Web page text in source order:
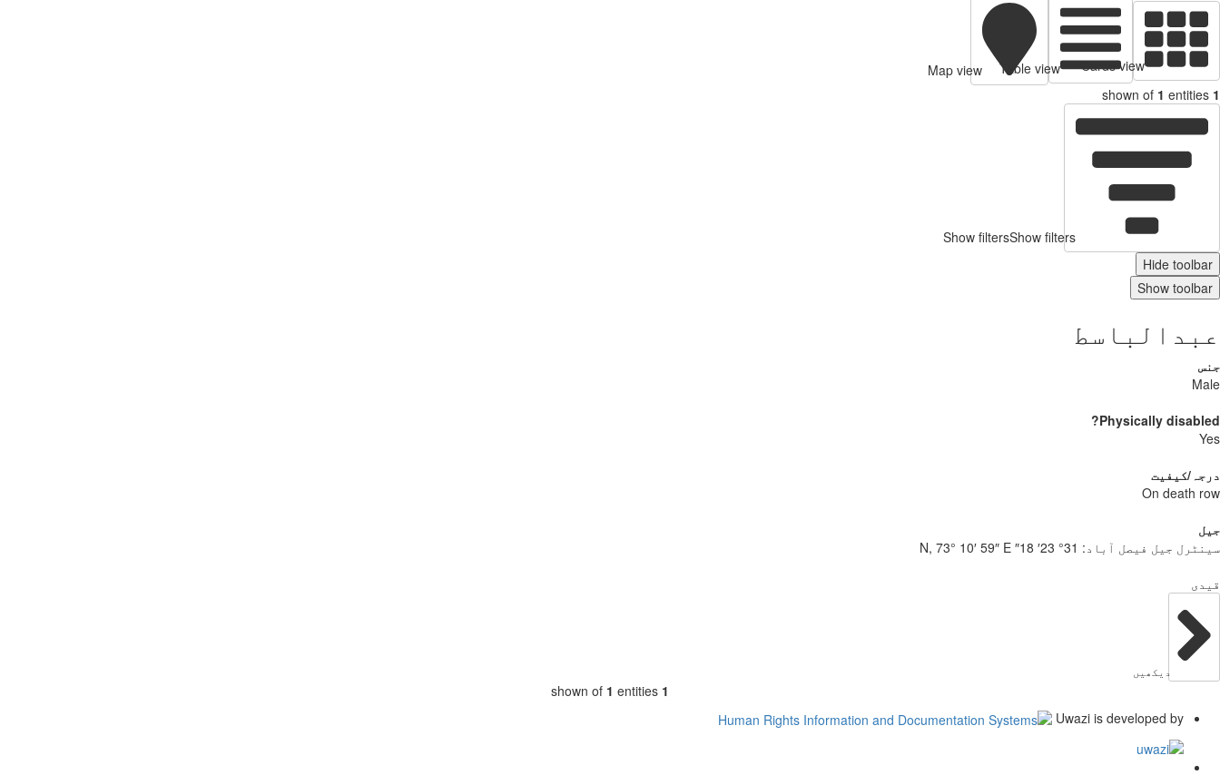
Cards view
Table view
Map view
1
shown of 1 entities
Show filtersShow filters
Hide toolbar
Show toolbar
عبدالباسط
جنس
Male
Physically disabled?
Yes
درجہ/کیفیت
On death row
جیل
سینٹرل جیل فیصل آباد: 31° 23′ 18″ N, 73° 10′ 59″ E
قیدی
دیکھیں
1
shown of 1 entities
Uwazi is developed by